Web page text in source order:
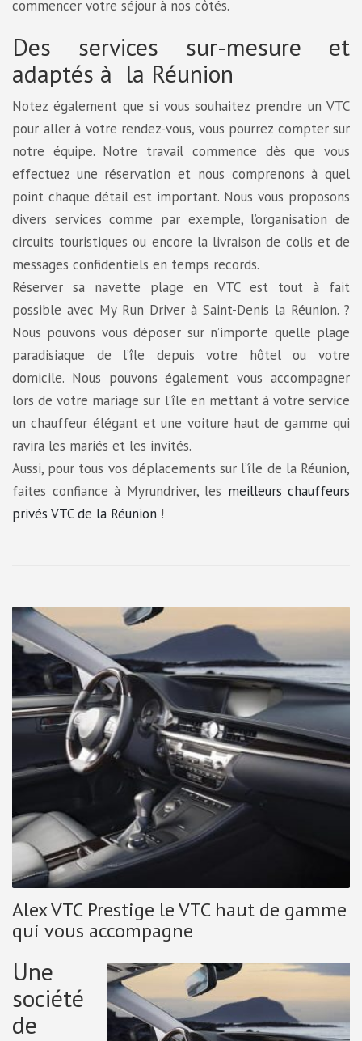
commencer votre séjour à nos côtés.
Des services sur-mesure et
adaptés à la Réunion
Notez également que si vous souhaitez prendre un VTC
pour aller à votre rendez-vous, vous pourrez compter sur
notre équipe. Notre travail commence dès que vous
effectuez une réservation et nous comprenons à quel
point chaque détail est important. Nous vous proposons
divers services comme par exemple, l’organisation de
circuits touristiques ou encore la livraison de colis et de
messages confidentiels en temps records.
Réserver sa navette plage en VTC est tout à fait
possible avec My Run Driver à Saint-Denis la Réunion. ?
Nous pouvons vous déposer sur n’importe quelle plage
paradisiaque de l’île depuis votre hôtel ou votre
domicile. Nous pouvons également vous accompagner
lors de votre mariage sur l’île en mettant à votre service
un chauffeur élégant et une voiture haut de gamme qui
ravira les mariés et les invités.
Aussi, pour tous vos déplacements sur l’île de la Réunion,
faites confiance à Myrundriver, les meilleurs chauffeurs
privés VTC de la Réunion !
Alex VTC Prestige le VTC haut de gamme
qui vous accompagne
Une
société
de